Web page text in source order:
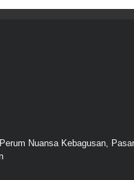
Nuansa Kebagusan, Pasar